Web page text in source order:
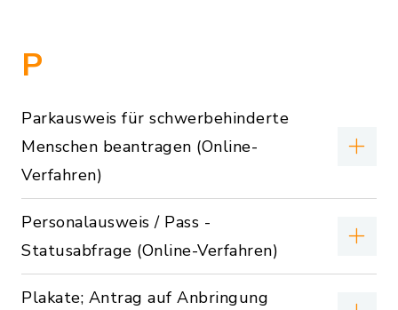
P
Parkausweis für schwerbehinderte
Menschen beantragen (Online-
Verfahren)
Personalausweis / Pass -
Statusabfrage (Online-Verfahren)
Plakate; Antrag auf Anbringung